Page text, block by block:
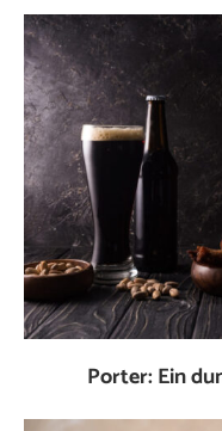
Porter: Ein